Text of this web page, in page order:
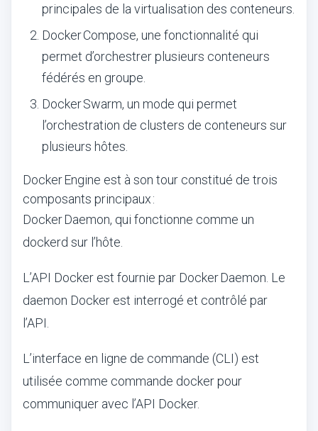
principales de la virtualisation des conteneurs.
Docker Compose, une fonctionnalité qui
permet d’orchestrer plusieurs conteneurs
fédérés en groupe.
Docker Swarm, un mode qui permet
l’orchestration de clusters de conteneurs sur
plusieurs hôtes.
Docker Engine est à son tour constitué de trois
composants principaux :
Docker Daemon, qui fonctionne comme un
dockerd sur l’hôte.
L’API Docker est fournie par Docker Daemon. Le
daemon Docker est interrogé et contrôlé par
l’API.
L’interface en ligne de commande (CLI) est
utilisée comme commande docker pour
communiquer avec l’API Docker.